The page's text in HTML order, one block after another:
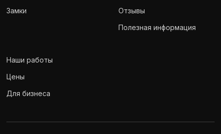
Замки
Отзывы
Полезная информация
Наши работы
Цены
Для бизнеса